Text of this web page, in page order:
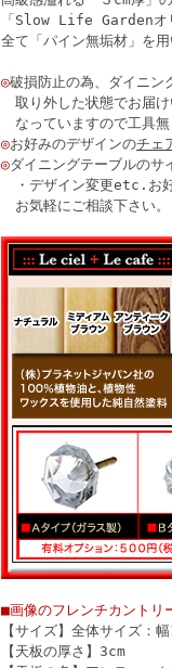
「Slow Life Gardenオリ
全て「パイン無垢材」を
◎破損防止の為、ダイニン
取り外した状態でお届
なっていますので工具無
◎お好みのデザインのチェ
◎ダイニングテーブルのサ
・デザイン変更etc.お好
お気軽にご相談下さい。
■画像のフレンチカント
【サイズ】全体サイズ：
【天板の厚さ】3cm